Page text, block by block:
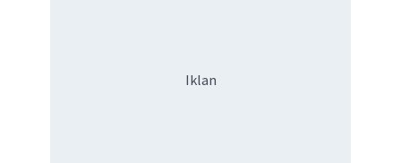
Iklan